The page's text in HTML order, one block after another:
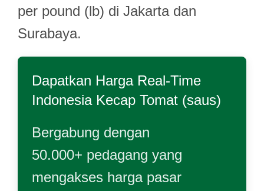
per pound (lb) di Jakarta dan
Surabaya.
Dapatkan Harga Real-Time
Indonesia Kecap Tomat (saus)
Bergabung dengan
50.000+ pedagang yang
mengakses harga pasar